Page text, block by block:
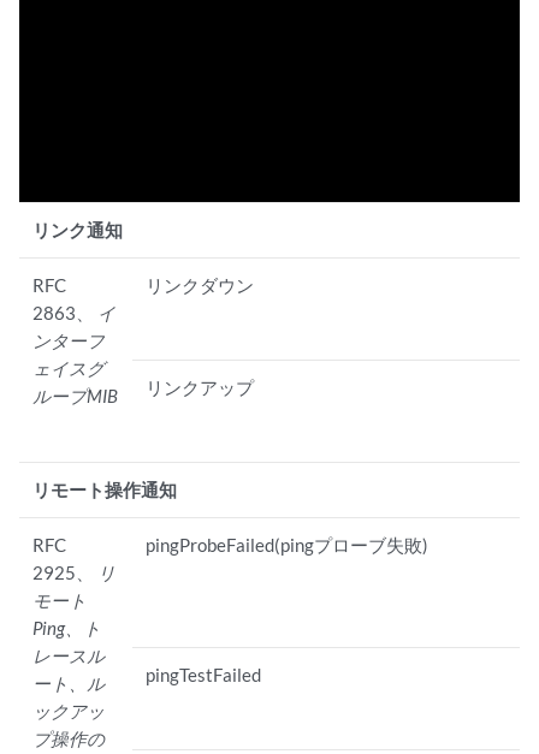
リンク通知
RFC
2863、 イ
ンターフ
ェイスグ
ループMIB
リンクダウン
リンクアップ
リモート操作通知
RFC
2925、
リ
モート
Ping、ト
レースル
ート、ル
ックアッ
プ操作の
pingProbeFailed(pingプローブ失敗)
pingTestFailed